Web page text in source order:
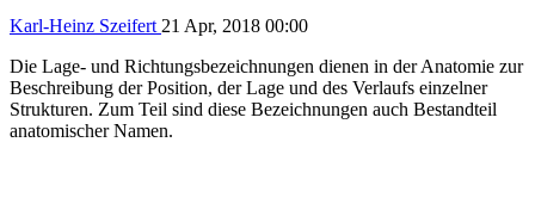
Karl-Heinz Szeifert 21 Apr, 2018 00:00
Die Lage- und Richtungsbezeichnungen dienen in der Anatomie zur
Beschreibung der Position, der Lage und des Verlaufs einzelner
Strukturen. Zum Teil sind diese Bezeichnungen auch Bestandteil
anatomischer Namen.